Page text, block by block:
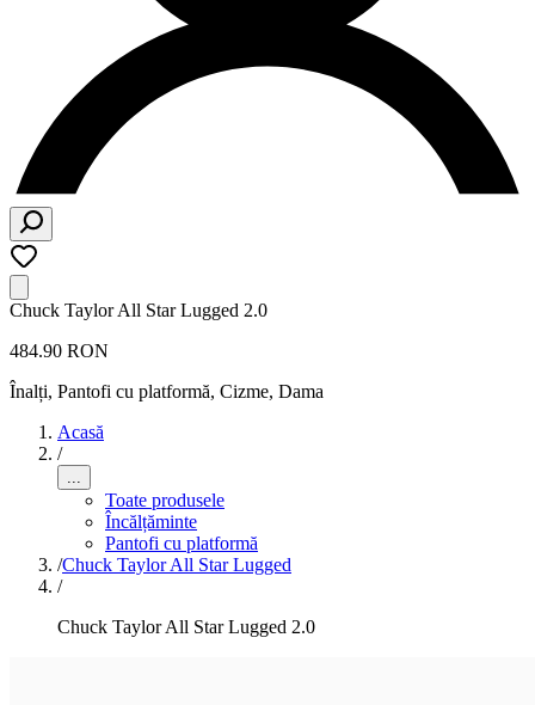
Chuck Taylor All Star Lugged 2.0
484.90 RON
Înalți, Pantofi cu platformă, Cizme, Dama
Acasă
/
...
Toate produsele
Încălțăminte
Pantofi cu platformă
/Chuck Taylor All Star Lugged
/
Chuck Taylor All Star Lugged 2.0